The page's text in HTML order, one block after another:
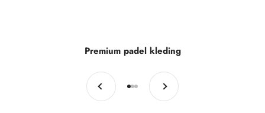
Premium padel kleding
Vorige
Naar artikel 1
Naar artikel 2
Naar artikel 3
Volgende